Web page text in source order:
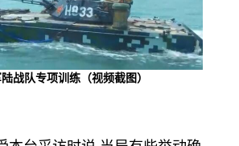
战队专项训练（视频截图）